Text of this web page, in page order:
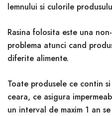
lemnului si culorile
Rasina folosita este una
problema atunci cand
diferite alimente.
Toate produsele ce contin
ceara, ce asigura
un interval de maxim 1 an